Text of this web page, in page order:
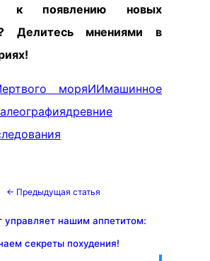
к появлению новых
Делитесь мнениями в
моряИИмашинное
древние
← Предыдущая статья
управляет нашим аппетитом:
секреты похудения!